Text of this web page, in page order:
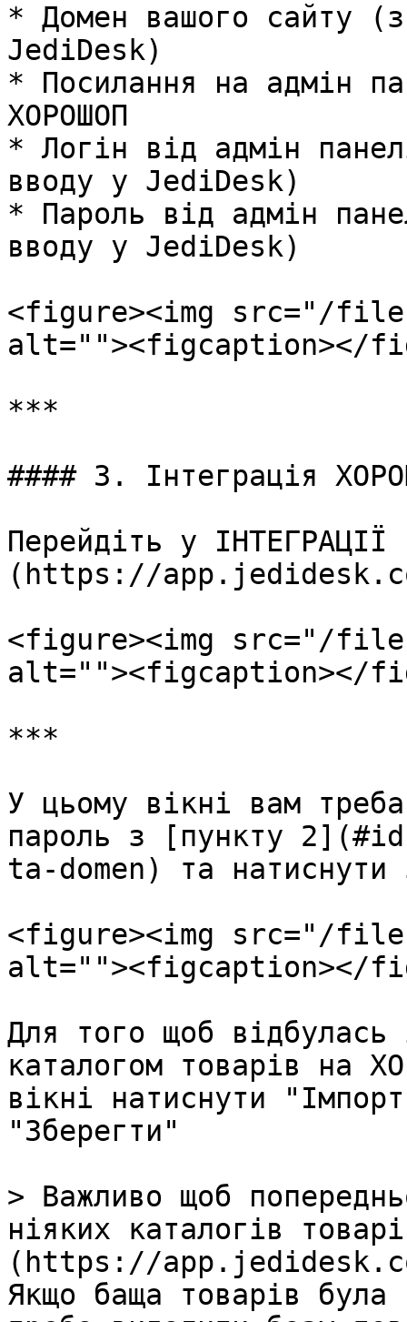
* Домен вашого сайту
JediDesk)
* Посилання на адмін
ХОРОШОП
* Логін від адмін
вводу у JediDesk)
* Пароль від адмін
вводу у JediDesk)
<figure><img src="/files/
alt=""><figcaption></
***
#### 3. Інтеграція
Перейдіть у
(https://
<figure><img src="/files/
alt=""><figcaption></
***
У цьому вікні вам
пароль з [пункту
ta-domen) та натиснути
<figure><img src="/files/
alt=""><figcaption></
Для того щоб відбулась
каталогом товарів на
вікні натиснути
"Зберегти"
> Важливо щоб
ніяких каталогів
(https://
Якщо баща товарів була